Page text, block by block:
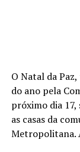
O Natal da
do ano pela
próximo dia 17,
as casas da
Metropolitana.